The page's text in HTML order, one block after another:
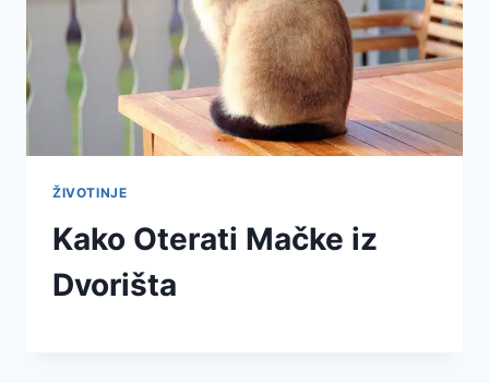
ŽIVOTINJE
Kako Oterati Mačke iz
Dvorišta